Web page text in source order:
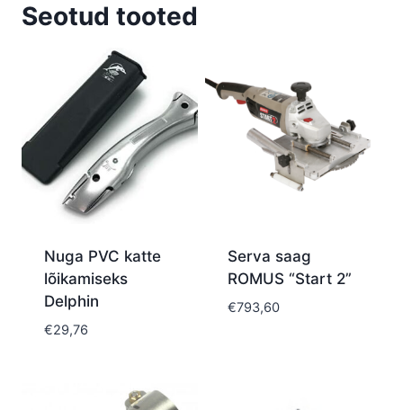
Seotud tooted
Nuga PVC katte
lõikamiseks
Delphin
€29,76
Serva saag
ROMUS “Start 2”
€793,60